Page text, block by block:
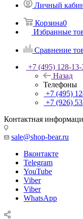
Личный
Корзина0
Избранные
Сравнение
+7 (495) 128-13-
Назад
Телефоны
+7 (495)
+7 (926)
Контактная
sale@shop-bear.ru
Вконтакте
Telegram
YouTube
Viber
Viber
WhatsApp